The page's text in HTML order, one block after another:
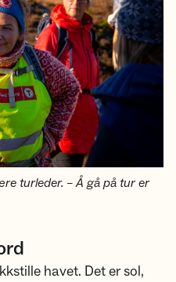
turleder. – Å gå på tur er
havet. Det er sol,